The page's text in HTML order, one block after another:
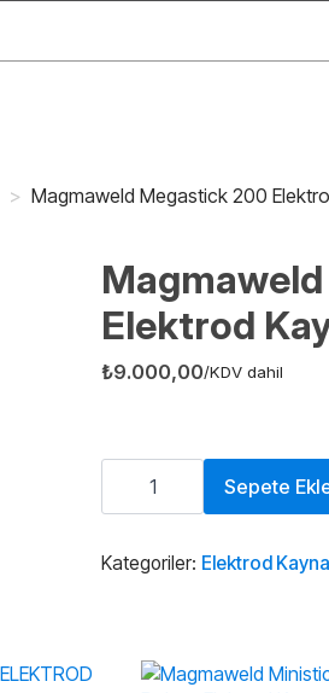
Magmaweld Megastick 200
Elektrod
₺9.000,00/KDV dahil
Magmaweld
Megastick
200
Makinesi
Sepete
Kategoriler: Elektrod